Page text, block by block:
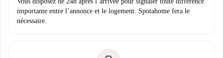
importante entre l’annonce et le logement. Spotahome fera le
nécessaire.